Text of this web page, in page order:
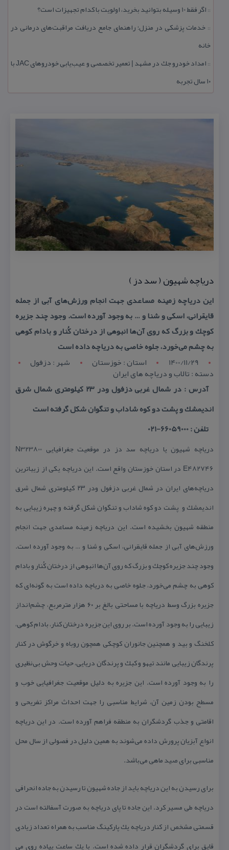
:: اگر فقط 10 وسیله بتوانید بخرید، اولویت با كدام تجهیزات است؟
:: خدمات پزشكی در منزل؛ راهنمای جامع دریافت مراقبت‌های درمانی در
خانه
::
امداد خودرو جك در مشهد | تعمیر تخصصی و عیب‌یابی خودروهای JAC با
۱۰ سال تجربه
دریاچه شهیون ( سد دز )
این دریاچه زمینه مساعدی جهت انجام ورزش‌های آبی از جمله
قایقرانی، اسكی و شنا و … به وجود آورده است. وجود چند جزیره
كوچك و بزرگ كه روی آن‌ها انبوهی از درختان كُنار و بادام كوهی
به چشم می‌خورد، جلوه خاصی به دریاچه داده است
1400/11/29
استان : خوزستان شهر : دزفول
دسته : تالاب و دریاچه های ایران
آدرس : در شمال غربی دزفول ودر ۲۳ كیلومتری شمال شرق
اندیمشك و پشت دو كوه شاداب و تنگوان شكل گرفته است
تلفن : 66059000-021
دریاچه شهیون یا دریاچه سد دز در موقعیت جغرافیایی N323800
E482746 در استان خوزستان واقع است. این دریاچه یكی از زیباترین
دریاچه‌های ایران در شمال غربی دزفول ودر ۲۳ كیلومتری شمال شرق
اندیمشك و پشت دو كوه شاداب و تنگوان شكل گرفته و چهره زیبایی به
منطقه شهیون بخشیده است. این دریاچه زمینه مساعدی جهت انجام
ورزش‌های آبی از جمله قایقرانی، اسكی و شنا و … به وجود آورده است.
وجود چند جزیره كوچك و بزرگ كه روی آن‌ها انبوهی از درختان كُنار و بادام
كوهی به چشم می‌خورد، جلوه خاصی به دریاچه داده است به گونه‌ای كه
جزیره بزرگ وسط دریاچه با مساحتی بالغ بر ۶۰ هزار مترمربع، چشم‌انداز
زیبایی را به وجود آورده است. بر روی این جزیره درختان كنار، بادام كوهی،
كلخنگ و بید و همچنین جانوران كوچكی همچون روباه و خرگوش در كنار
پرندگان زیبایی مانند تیهو و كبك و پرندگان دریایی، حیات وحش بی‌نظیری
را به وجود آورده است. این جزیره به دلیل موقعیت جغرافیایی خوب و
مسطح بودن زمین آن، شرایط مناسبی را جهت احداث مراكز تفریحی و
اقامتی و جذب گردشگران به منطقه فراهم آورده است. در این دریاچه
انواع آبزیان پرورش داده می‌شوند به همین دلیل در فصولی از سال محل
مناسبی برای صید ماهی می‌باشد.
برای رسیدن به این دریاچه باید از جاده شهیون تا رسیدن به جاده انحرافی
دریاچه طی مسیر كرد. این جاده تا پای دریاچه به صورت آسفالته است در
قسمتی مشخص از كنار دریاچه یك پاركینگ مناسب به همراه تعداد زیادی
قایق برای گردشگران قرار داده شده است. با یك ساعت پیاده روی می